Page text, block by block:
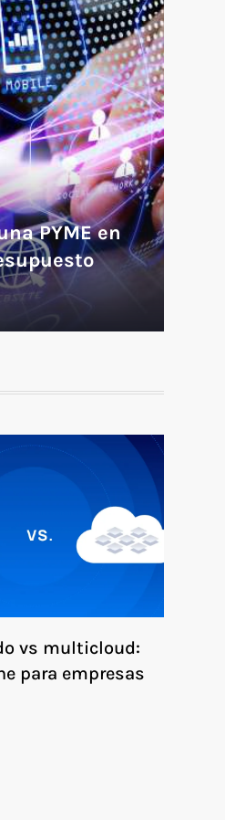
PYME en
vs multicloud:
para empresas